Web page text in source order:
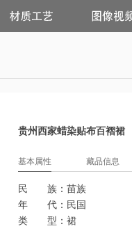
质
工
像
视
贵州西家蜡染贴布百褶裙
基本属性 藏品信息
民 族： 苗族
年 代： 民国
类 型： 裙